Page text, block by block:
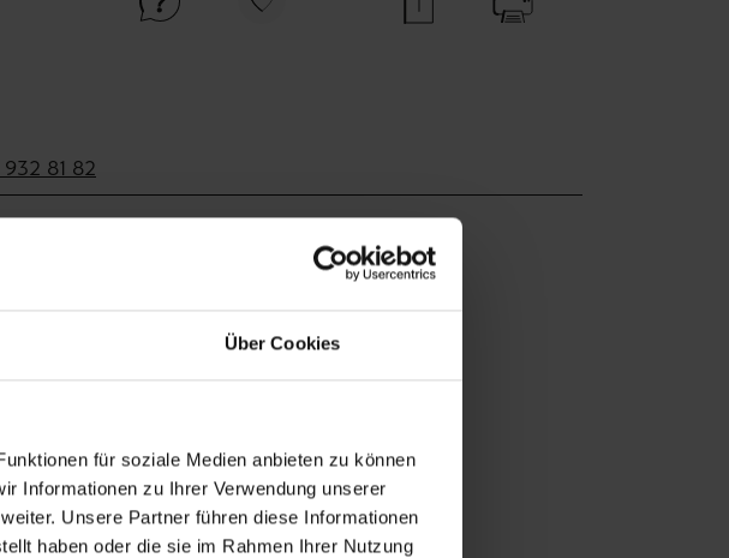
Über Cookies
für soziale Medien anbieten zu können
Informationen zu Ihrer Verwendung unserer
Unsere Partner führen diese Informationen
haben oder die sie im Rahmen Ihrer Nutzung
81 82